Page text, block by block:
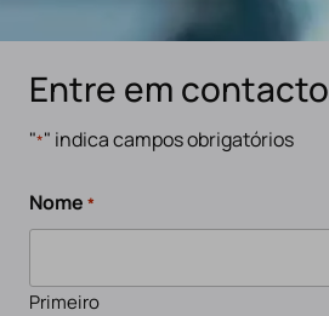
Entre em contacto
"*" indica campos obrigatórios
Nome *
Primeiro